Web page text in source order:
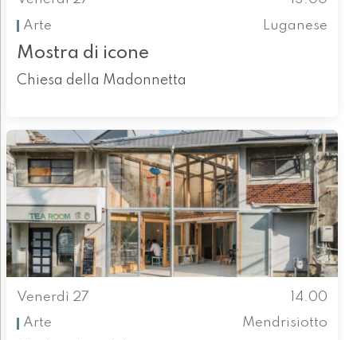
Arte
Luganese
Mostra di icone
Chiesa della Madonnetta
Venerdì 27
14.00
Arte
Mendrisiotto